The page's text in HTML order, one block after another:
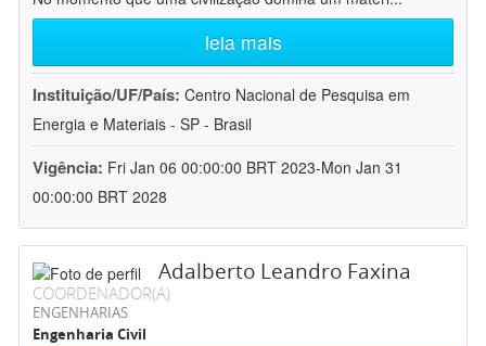
leia mais
Instituição/UF/País: Centro Nacional de Pesquisa em
Energia e Materiais - SP - Brasil
Vigência: Fri Jan 06 00:00:00 BRT 2023-Mon Jan 31
00:00:00 BRT 2028
Adalberto Leandro Faxina
COORDENADOR(A)
ENGENHARIAS
Engenharia Civil